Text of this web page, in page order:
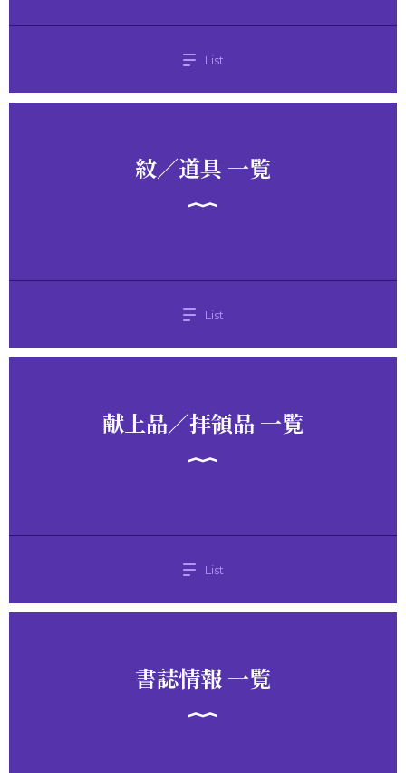
List
紋／道具 一覧
List
献上品／拝領品 一覧
List
書誌情報 一覧